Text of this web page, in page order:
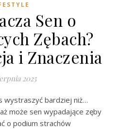
Sen o
Zębach?
i Znaczenia
2025
wystraszyć bardziej niż…
może sen wypadające zęby
o podium strachów